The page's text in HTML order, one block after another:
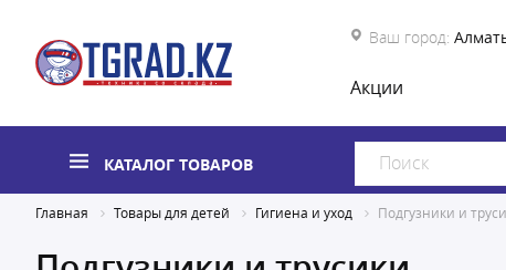
Ваш город:
Акции
КАТАЛОГ ТОВАРОВ
Главная Товары для детей Гигиена и уход Подгузники и